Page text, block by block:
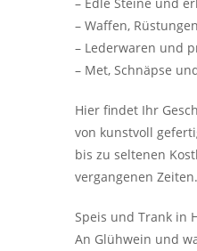
– Waffen,
– Lederwaren und
– Met, Schnäpse
Hier findet Ihr
von kunstvoll
bis zu seltenen
vergangenen Zeiten.
Speis und Trank in
An Glühwein und